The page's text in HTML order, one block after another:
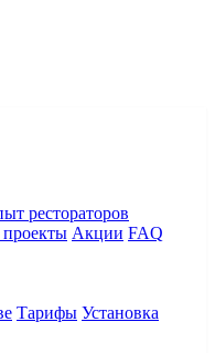
рестораторов
Акции FAQ
Тарифы Установка